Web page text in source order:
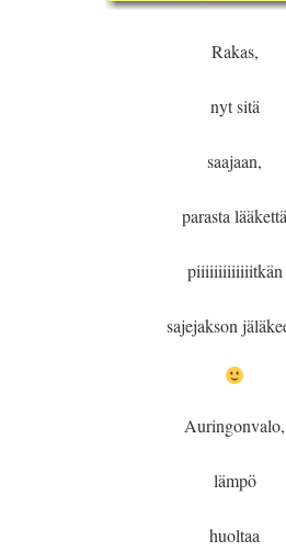
Rakas,
nyt sitä
saajaan,
parasta lääkettä
piiiiiiiiiiiiitkän
sajejakson
Auringonvalo,
lämpö
huoltaa